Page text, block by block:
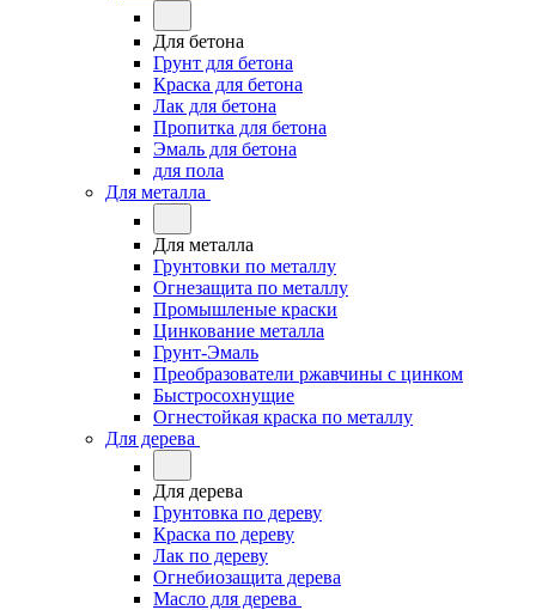
Для бетона
Грунт для бетона
Краска для бетона
Лак для бетона
Пропитка для бетона
Эмаль для бетона
для пола
Для металла
Для металла
Грунтовки по металлу
Огнезащита по металлу
Промышленые краски
Цинкование металла
Грунт-Эмаль
Преобразователи ржавчины с цинком
Быстросохнущие
Огнестойкая краска по металлу
Для дерева
Для дерева
Грунтовка по дереву
Краска по дереву
Лак по дереву
Огнебиозащита дерева
Масло для дерева